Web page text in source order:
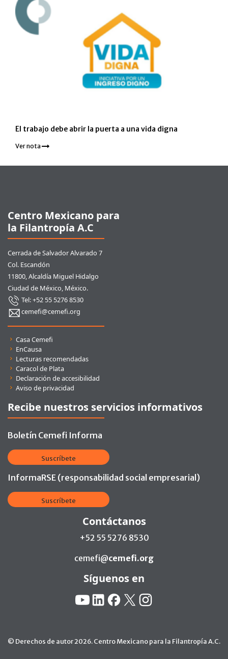
El trabajo debe abrir la puerta a una vida digna
Ver nota
Centro Mexicano para
la Filantropía A.C
Cerrada de Salvador Alvarado 7
Col. Escandón
11800, Alcaldía Miguel Hidalgo
Ciudad de México, México.
Tel: +52 55 5276 8530
cemefi@cemefi.org
Casa Cemefi
EnCausa
Lecturas recomendadas
Caracol de Plata
Declaración de accesibilidad
Aviso de privacidad
Recibe nuestros servicios informativos
Boletín Cemefi Informa
Suscríbete
InformaRSE (responsabilidad social empresarial)
Suscríbete
Contáctanos
+52 55 5276 8530
cemefi@cemefi.org
Síguenos en
YouTube
LinkedinFacebook
X Instagram
© Derechos de autor 2026. Centro Mexicano para la Filantropía A.C.